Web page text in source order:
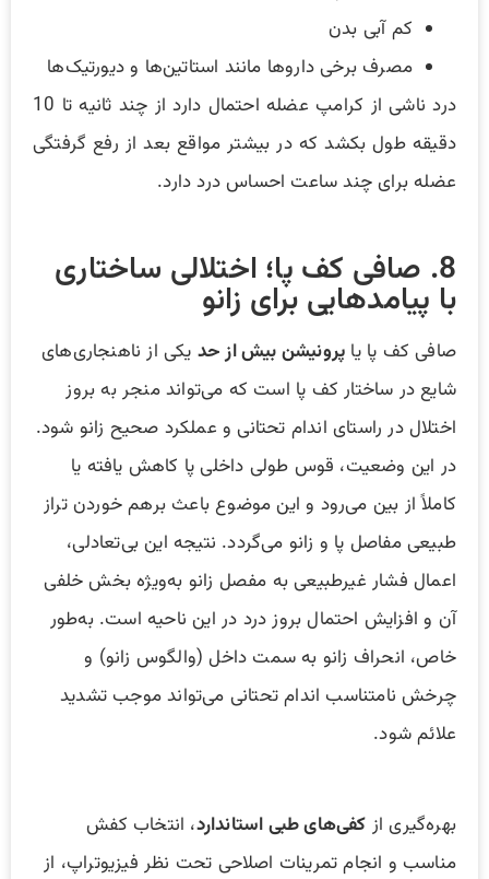
کم آبی بدن
مصرف برخی داروها مانند استاتین‌ها و دیورتیک‌ها
درد ناشی از کرامپ عضله احتمال دارد از چند ثانیه تا 10
دقیقه طول بکشد که در بیشتر مواقع بعد از رفع گرفتگی
عضله برای چند ساعت احساس درد دارد.
8. صافی کف پا؛ اختلالی ساختاری
با پیامدهایی برای زانو
صافی کف پا یا پرونیشن بیش از حد یکی از ناهنجاری‌های
شایع در ساختار کف پا است که می‌تواند منجر به بروز
اختلال در راستای اندام تحتانی و عملکرد صحیح زانو شود.
در این وضعیت، قوس طولی داخلی پا کاهش یافته یا
کاملاً از بین می‌رود و این موضوع باعث برهم خوردن تراز
طبیعی مفاصل پا و زانو می‌گردد. نتیجه این بی‌تعادلی،
اعمال فشار غیرطبیعی به مفصل زانو به‌ویژه بخش خلفی
آن و افزایش احتمال بروز درد در این ناحیه است. به‌طور
خاص، انحراف زانو به سمت داخل (والگوس زانو) و
چرخش نامتناسب اندام تحتانی می‌تواند موجب تشدید
علائم شود.
بهره‌گیری از کفی‌های طبی استاندارد، انتخاب کفش
مناسب و انجام تمرینات اصلاحی تحت نظر فیزیوتراپ، از